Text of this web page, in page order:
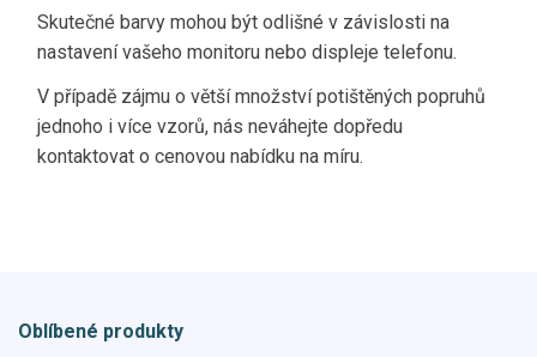
Skutečné barvy mohou být odlišné v závislosti na
nastavení vašeho monitoru nebo displeje telefonu.
V případě zájmu o větší množství potištěných popruhů
jednoho i více vzorů, nás neváhejte dopředu
kontaktovat o cenovou nabídku na míru.
Oblíbené produkty